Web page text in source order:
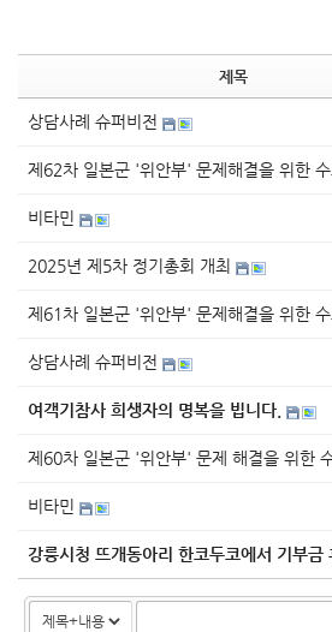
제목
상담사례 슈퍼비전
제62차 일본군 '위안부' 문제해결을 위한 수
비타민
2025년 제5차 정기총회 개최
제61차 일본군 '위안부' 문제해결을 위한 수
상담사례 슈퍼비전
여객기참사 희생자의 명복을 빕니다.
제60차 일본군 '위안부' 문제 해결을 위한
비타민
강릉시청 뜨개동아리 한코두코에서 기부금